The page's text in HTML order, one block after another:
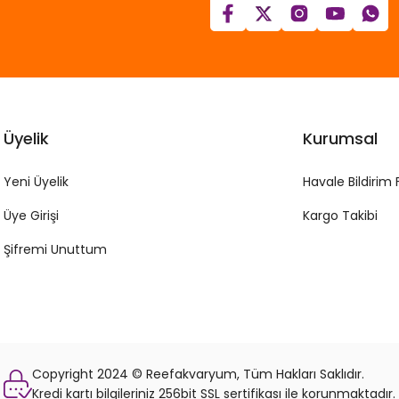
Üyelik
Yeni Üyelik
Üye Girişi
Şifremi Unuttum
Kurumsal
Havale Bildirim
Kargo Takibi
Copyright 2024 © Reefakvaryum, Tüm Hakları Saklıdır.
Kredi kartı bilgileriniz 256bit SSL sertifikası ile korunmaktadır.